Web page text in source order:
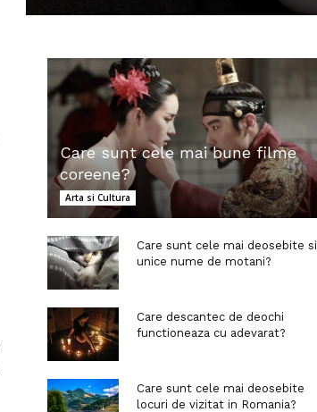
Care sunt cele mai bune filme
coreene?
Arta si Cultura
Care sunt cele mai deosebite si
unice nume de motani?
Care descantec de deochi
functioneaza cu adevarat?
Care sunt cele mai deosebite
locuri de vizitat in Romania?